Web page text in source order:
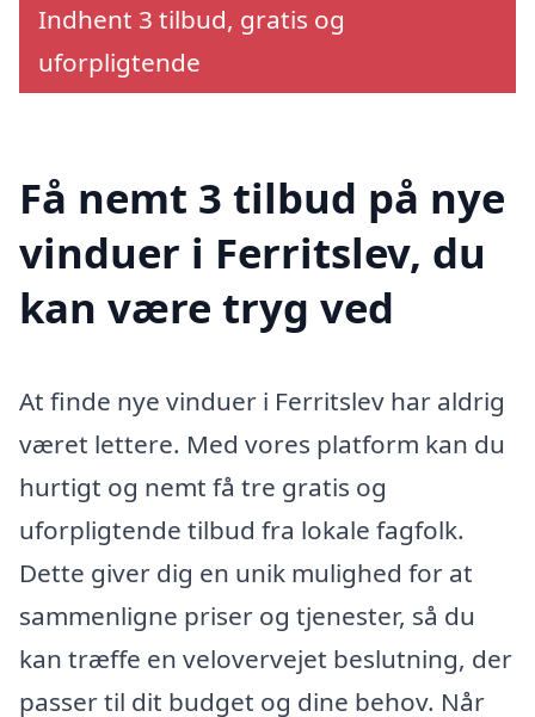
Indhent 3 tilbud, gratis og
uforpligtende
Få nemt 3 tilbud på nye
vinduer i Ferritslev, du
kan være tryg ved
At finde nye vinduer i Ferritslev har aldrig
været lettere. Med vores platform kan du
hurtigt og nemt få tre gratis og
uforpligtende tilbud fra lokale fagfolk.
Dette giver dig en unik mulighed for at
sammenligne priser og tjenester, så du
kan træffe en velovervejet beslutning, der
passer til dit budget og dine behov. Når